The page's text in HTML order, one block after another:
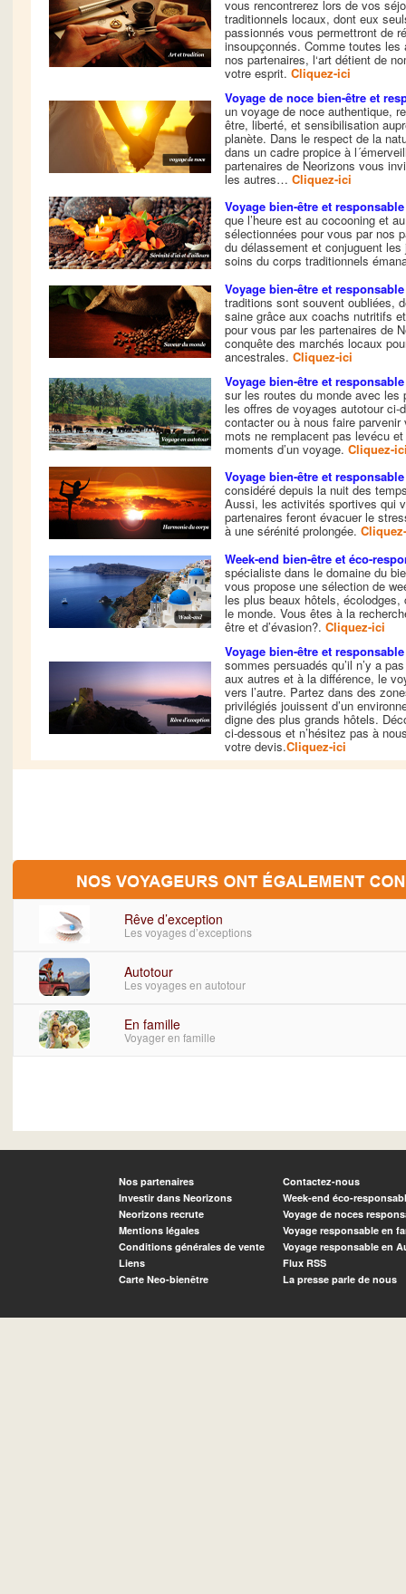
vous rencontrerez lors de vos
traditionnels locaux, dont eux
passionnés vous permettront de
insoupçonnés. Comme toutes
nos partenaires, l‘art détient de
votre esprit. Cliquez-ici
Voyage de noce bien-être et
un voyage de noce authentique,
être, liberté, et sensibilisation
planète. Dans le respect de la
dans un cadre propice à
partenaires de Neorizons vous
les autres… Cliquez-ici
Voyage bien-être et
que l’heure est au cocooning et
sélectionnées pour vous par nos
du délassement et conjuguent
soins du corps traditionnels
Voyage bien-être et
traditions sont souvent oubliées,
saine grâce aux coachs nutritifs
pour vous par les partenaires de
conquête des marchés locaux
ancestrales. Cliquez-ici
Voyage bien-être et
sur les routes du monde avec les
les offres de voyages autotour ci-
contacter ou à nous faire
mots ne remplacent pas levécu
moments d’un voyage. Cliquez-
Voyage bien-être et
considéré depuis la nuit des
Aussi, les activités sportives qui
partenaires feront évacuer le
à une sérénité prolongée.
Week-end bien-être et éco-
spécialiste dans le domaine du
vous propose une sélection de
les plus beaux hôtels, écolodges,
le monde. Vous êtes à la
être et d’évasion?. Cliquez-ici
Voyage bien-être et
sommes persuadés qu’il n’y a
aux autres et à la différence, le
vers l’autre. Partez dans des
privilégiés jouissent d’un
digne des plus grands hôtels.
ci-dessous et n’hésitez pas à
votre devis.Cliquez-ici
Rêve d’exception
Les voyages d’exceptions
Autotour
Les voyages en autotour
En famille
Voyager en famille
Nos partenaires
Investir dans Neorizons
Neorizons recrute
Mentions légales
Conditions générales de vente
Liens
Carte Neo-bienêtre
Contactez-nous
Week-end éco-
Voyage de noces
Voyage responsable en
Voyage responsable en
Flux RSS
La presse parle de nous